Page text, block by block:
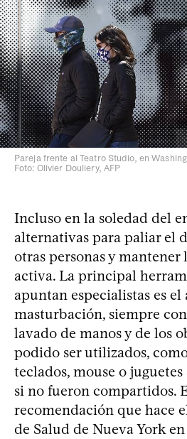
Pareja frente al Teatro Studio, en
Foto: Olivier Douliery, AFP
Incluso en la soledad del
alternativas para paliar el
otras personas y mantener
activa. La principal
apuntan especialistas es
masturbación, siempre
lavado de manos y de los
podido ser utilizados,
teclados, mouse o
si no fueron compartidos.
recomendación que hace
de Salud de Nueva York